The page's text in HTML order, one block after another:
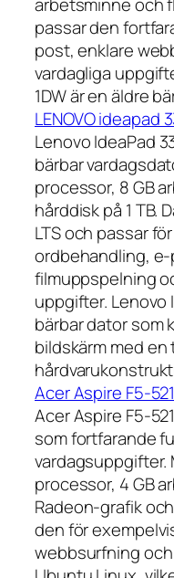
passar den
post, enklare
vardagliga
1DW är en äldre
LENOVO ideapad
Lenovo IdeaPad
bärbar
processor, 8 GB
hårddisk på 1 TB.
LTS och passar
ordbehandling,
filmuppspelning
uppgifter. Lenovo
bärbar dator som
bildskärm med
Acer Aspire F5-521
Acer Aspire F5-
som fortfarande
vardagsuppgifter.
processor, 4 GB
Radeon-grafik
den för
webbsurfning